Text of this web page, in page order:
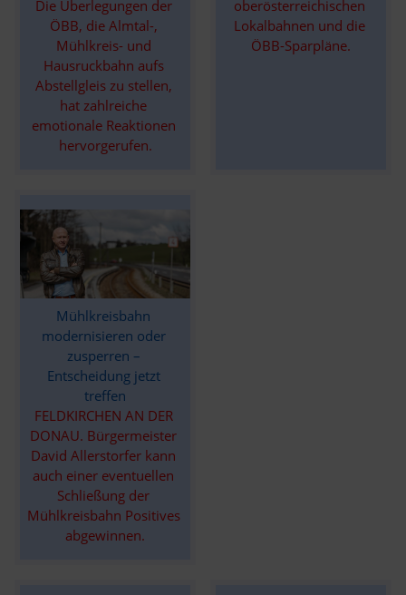
Die Überlegungen der
ÖBB, die Almtal-,
Mühlkreis- und
Hausruckbahn aufs
Abstellgleis zu stellen,
hat zahlreiche
emotionale Reaktionen
hervorgerufen.
oberösterreichischen
Lokalbahnen und die
ÖBB-Sparpläne.
Mühlkreisbahn
modernisieren oder
zusperren –
Entscheidung jetzt
treffen
FELDKIRCHEN AN DER
DONAU. Bürgermeister
David Allerstorfer kann
auch einer eventuellen
Schließung der
Mühlkreisbahn Positives
abgewinnen.